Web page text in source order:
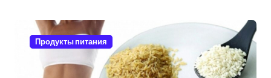
Продукты питания